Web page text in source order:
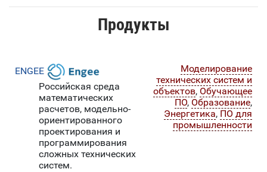
Продукты
ENGEE
Российская среда
математических
расчетов, модельно-
ориентированного
проектирования и
программирования
сложных технических
систем.
Моделирование
технических систем и
объектов, Обучающее
ПО, Образование,
Энергетика, ПО для
промышленности